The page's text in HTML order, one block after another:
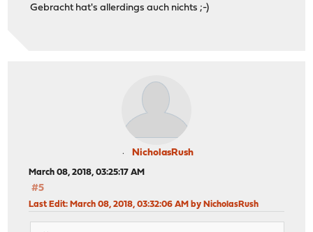
Gebracht hat's allerdings auch nichts ;-)
NicholasRush
March 08, 2018, 03:25:17 AM
#5
Last Edit: March 08, 2018, 03:32:06 AM by NicholasRush